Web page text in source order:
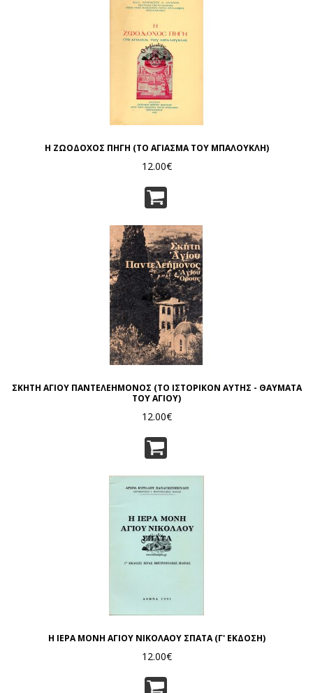
Η ΖΩΟΔΟΧΟΣ ΠΗΓΗ (ΤΟ ΑΓΙΑΣΜΑ ΤΟΥ ΜΠΑΛΟΥΚΛΗ)
12.00€
ΣΚΗΤΗ ΑΓΙΟΥ ΠΑΝΤΕΛΕΗΜΟΝΟΣ (ΤΟ ΙΣΤΟΡΙΚΟΝ ΑΥΤΗΣ - ΘΑΥΜΑΤΑ
ΤΟΥ ΑΓΙΟΥ)
12.00€
Η ΙΕΡΑ ΜΟΝΗ ΑΓΙΟΥ ΝΙΚΟΛΑΟΥ ΣΠΑΤΑ (Γ' ΕΚΔΟΣΗ)
12.00€